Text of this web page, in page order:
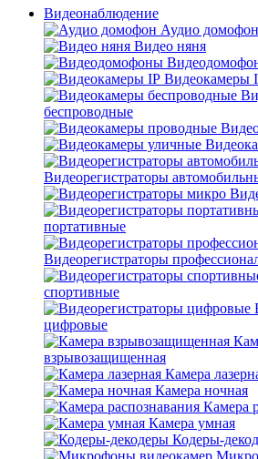
Видеонаблюдение
Аудио домофон
Видео няня
Видеокамеры
беспроводные
Видеорегистраторы
портативные
Видеорегистраторы
спортивные
цифровые
взрывозащищенная
Камера
Камера ночная
Камера
Камера умная
Кодеры-